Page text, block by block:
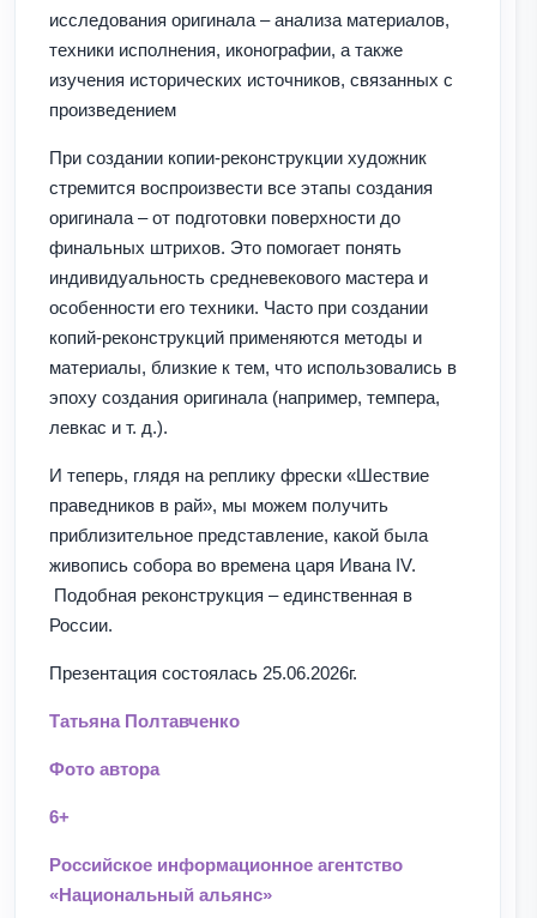
исследования оригинала – анализа материалов,
техники исполнения, иконографии, а также
изучения исторических источников, связанных с
произведением
При создании копии-реконструкции художник
стремится воспроизвести все этапы создания
оригинала – от подготовки поверхности до
финальных штрихов. Это помогает понять
индивидуальность средневекового мастера и
особенности его техники. Часто при создании
копий-реконструкций применяются методы и
материалы, близкие к тем, что использовались в
эпоху создания оригинала (например, темпера,
левкас и т. д.).
И теперь, глядя на реплику фрески «Шествие
праведников в рай», мы можем получить
приблизительное представление, какой была
живопись собора во времена царя Ивана IV.
Подобная реконструкция – единственная в
России.
Презентация состоялась 25.06.2026г.
Татьяна Полтавченко
Фото автора
6+
Российское информационное агентство
«Национальный альянс»